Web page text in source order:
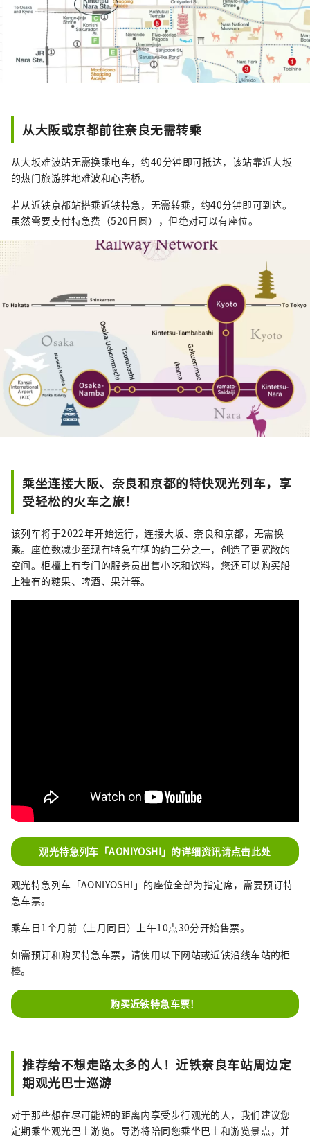
从大阪或京都前往奈良无需转乘
从大坂难波站无需换乘电车，约40分钟即可抵达，该站靠近大坂
的热门旅游胜地难波和心斋桥。
若从近铁京都站搭乘近铁特急，无需转乘，约40分钟即可到达。
虽然需要支付特急费（520日圆），但绝对可以有座位。
乘坐连接大阪、奈良和京都的特快观光列车，享
受轻松的火车之旅！
该列车将于2022年开始运行，连接大坂、奈良和京都，无需换
乘。座位数减少至现有特急车辆的约三分之一，创造了更宽敞的
空间。柜檯上有专门的服务员出售小吃和饮料，您还可以购买船
上独有的糖果、啤酒、果汁等。
观光特急列车「AONIYOSHI」的详细资讯请点击此处
观光特急列车「AONIYOSHI」的座位全部为指定席，需要预订特
急车票。
乘车日1个月前（上月同日）上午10点30分开始售票。
如需预订和购买特急车票，请使用以下网站或近铁沿线车站的柜
檯。
购买近铁特急车票！
推荐给不想走路太多的人！近铁奈良车站周边定
期观光巴士巡游
对于那些想在尽可能短的距离内享受步行观光的人，我们建议您
定期乘坐观光巴士游览。导游将陪同您乘坐巴士和游览景点，并